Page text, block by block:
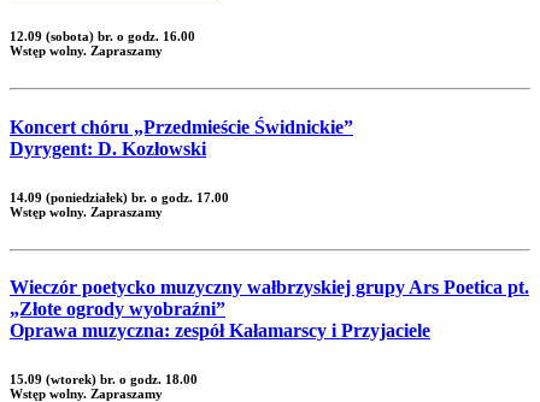
12.09 (sobota) br. o godz. 16.00
Wstęp wolny. Zapraszamy
Koncert chóru „Przedmieście Świdnickie”
Dyrygent: D. Kozłowski
14.09 (poniedziałek) br. o godz. 17.00
Wstęp wolny. Zapraszamy
Wieczór poetycko muzyczny wałbrzyskiej grupy Ars Poetica pt.
„Złote ogrody wyobraźni”
Oprawa muzyczna: zespół Kałamarscy i Przyjaciele
15.09 (wtorek) br. o godz. 18.00
Wstęp wolny. Zapraszamy